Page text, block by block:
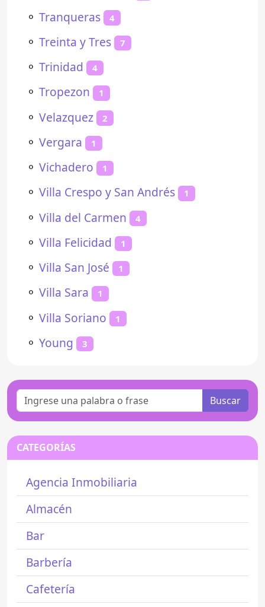
⚬ Tranqueras 4
⚬ Treinta y Tres 7
⚬ Trinidad 4
⚬ Tropezon 1
⚬ Velazquez 2
⚬ Vergara 1
⚬ Vichadero 1
⚬ Villa Crespo y San Andrés 1
⚬ Villa del Carmen 4
⚬ Villa Felicidad 1
⚬ Villa San José 1
⚬ Villa Sara 1
⚬ Villa Soriano 1
⚬ Young 3
Buscar
CATEGORÍAS
Agencia Inmobiliaria
Almacén
Bar
Barbería
Cafetería